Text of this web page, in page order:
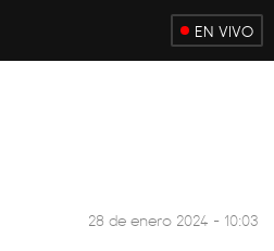
EN VIVO
28 de enero 2024 - 10:03